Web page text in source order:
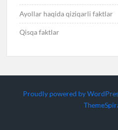
Ayollar haqida qiziqarli faktlar
Qisqa faktlar
Proudly powered by